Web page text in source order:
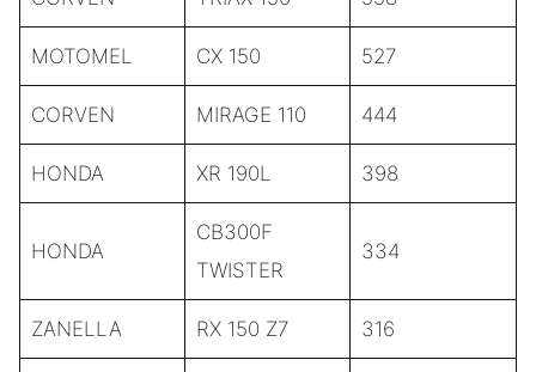
MOTOMEL CX 150 527
CORVEN MIRAGE 110 444
HONDA XR 190L 398
HONDA
CB300F
TWISTER
334
ZANELLA RX 150 Z7 316